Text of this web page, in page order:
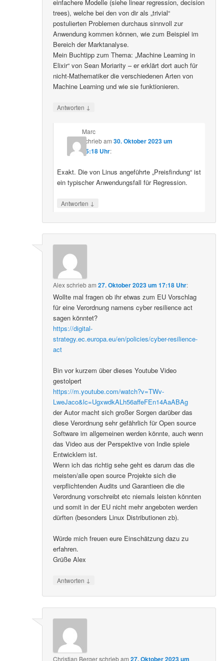
einfachere Modelle (siehe linear regression, decision
trees), welche bei den von dir als „trivial“
postulierten Problemen durchaus sinnvoll zur
Anwendung kommen können, wie zum Beispiel im
Bereich der Marktanalyse.
Mein Buchtipp zum Thema: „Machine Learning in
Elixir“ von Sean Moriarity – er erklärt dort auch für
nicht-Mathematiker die verschiedenen Arten von
Machine Learning und wie sie funktionieren.
Antworten ↓
Marc
schriebam 30. Oktober 2023 um
15:18 Uhr:
Exakt. Die von Linus angeführte „Preisfindung“ ist
ein typischer Anwendungsfall für Regression.
Antworten ↓
Alexschriebam27. Oktober 2023 um 17:18 Uhr:
Wollte mal fragen ob ihr etwas zum EU Vorschlag
für eine Verordnung namens cyber resilience act
sagen könntet?
https://digital-
strategy.ec.europa.eu/en/policies/cyber-resilience-
act
Bin vor kurzem über dieses Youtube Video
gestolpert
https://m.youtube.com/watch?v=TWv-
LweJaco&lc=UgxwdkALh56affeFEn14AaABAg
der Autor macht sich großer Sorgen darüber das
diese Verordnung sehr gefährlich für Open source
Software im allgemeinen werden könnte, auch wenn
das Video aus der Perspektive von Indie spiele
Entwicklern ist.
Wenn ich das richtig sehe geht es darum das die
meisten/alle open source Projekte sich die
verpflichtenden Audits und Garantieen die die
Verordnung vorschreibt etc niemals leisten könnten
und somit in der EU nicht mehr angeboten werden
dürften (besonders Linux Distributionen zb).
Würde mich freuen eure Einschätzung dazu zu
erfahren.
Grüße Alex
Antworten ↓
Christian Bergerschriebam27. Oktober 2023 um